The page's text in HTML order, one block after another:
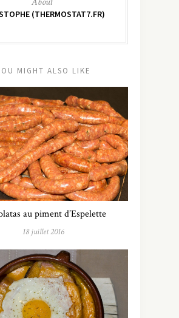
(THERMOSTAT7.FR)
MIGHT ALSO LIKE
au piment d’Espelette
18 juillet 2016